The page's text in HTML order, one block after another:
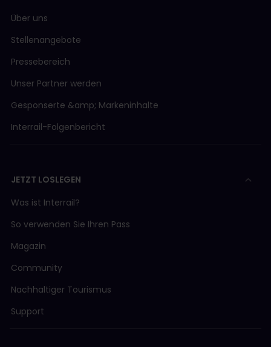
Über uns
Stellenangebote
Pressebereich
Unser Partner werden
Gesponserte &amp; Markeninhalte
Interrail-Folgenbericht
JETZT LOSLEGEN
Was ist Interrail?
So verwenden Sie Ihren Pass
Magazin
Community
Nachhaltiger Tourismus
Support